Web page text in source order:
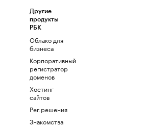
Другие
продукты
РБК
Облако для
бизнеса
Корпоративный
регистратор
доменов
Хостинг
сайтов
Рег.решения
Знакомства